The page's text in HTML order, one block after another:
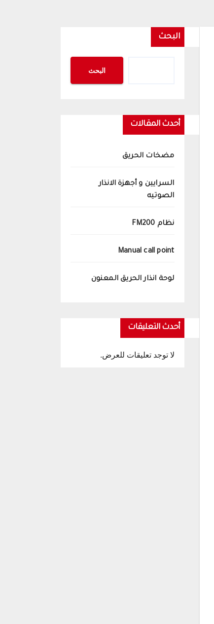
البحث
البحث
أحدث المقالات
مضخات الحريق
السرايين و أجهزة الانذار
الصوتيه
نظام FM200
Manual call point
لوحة انذار الحريق المعنون
أحدث التعليقات
لا توجد تعليقات للعرض.